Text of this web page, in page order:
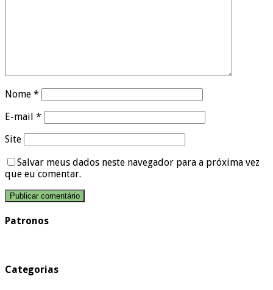
Nome *
E-mail *
Site
Salvar meus dados neste navegador para a próxima vez
que eu comentar.
Patronos
Categorias